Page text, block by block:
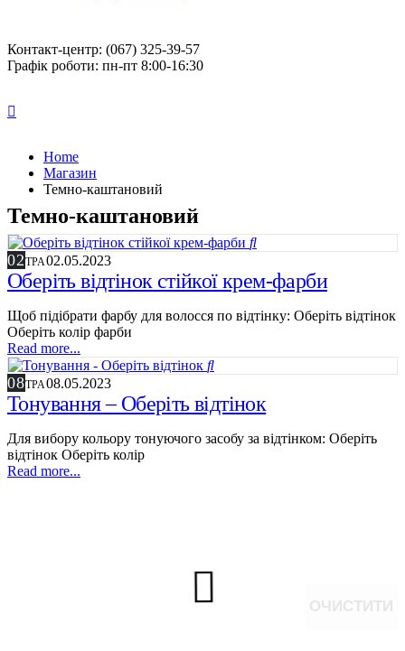
Контакт-центр: (067) 325-39-57
Графік роботи: пн-пт 8:00-16:30
Home
Магазин
Темно-каштановий
Темно-каштановий
02ТРА02.05.2023
Оберіть відтінок стійкої крем-фарби
Щоб підібрати фарбу для волосся по відтінку: Оберіть відтінок
Оберіть колір фарби
Read more...
08ТРА08.05.2023
Тонування – Оберіть відтінок
Для вибору кольору тонуючого засобу за відтінком: Оберіть
відтінок Оберіть колір
Read more...